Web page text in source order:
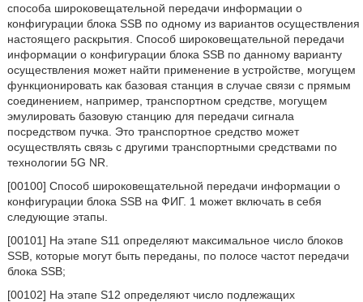
способа широковещательной передачи информации о
конфигурации блока SSB по одному из вариантов осуществления
настоящего раскрытия. Способ широковещательной передачи
информации о конфигурации блока SSB по данному варианту
осуществления может найти применение в устройстве, могущем
функционировать как базовая станция в случае связи с прямым
соединением, например, транспортном средстве, могущем
эмулировать базовую станцию для передачи сигнала
посредством пучка. Это транспортное средство может
осуществлять связь с другими транспортными средствами по
технологии 5G NR.
[00100] Способ широковещательной передачи информации о
конфигурации блока SSB на ФИГ. 1 может включать в себя
следующие этапы.
[00101] На этапе S11 определяют максимальное число блоков
SSB, которые могут быть переданы, по полосе частот передачи
блока SSB;
[00102] На этапе S12 определяют число подлежащих